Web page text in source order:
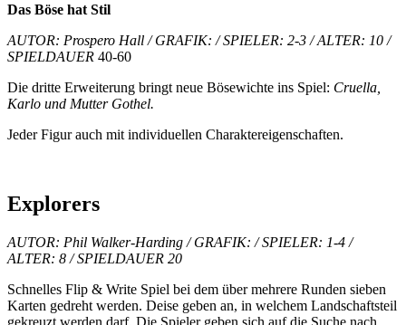
Das Böse hat Stil
AUTOR: Prospero Hall / GRAFIK: / SPIELER: 2-3 / ALTER: 10 /
SPIELDAUER 40-60
Die dritte Erweiterung bringt neue Bösewichte ins Spiel: Cruella,
Karlo und Mutter Gothel.
Jeder Figur auch mit individuellen Charaktereigenschaften.
Explorers
AUTOR: Phil Walker-Harding / GRAFIK: / SPIELER: 1-4 /
ALTER: 8 / SPIELDAUER 20
Schnelles Flip & Write Spiel bei dem über mehrere Runden sieben
Karten gedreht werden. Deise geben an, in welchem Landschaftsteil
gekreuzt werden darf. Die Spieler geben sich auf die Suche nach